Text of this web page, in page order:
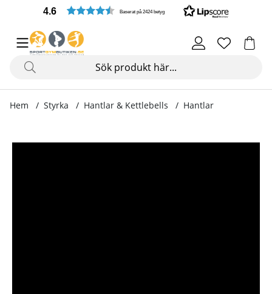
4.6 Baserat på 2424 betyg
Hem Styrka Hantlar & Kettlebells Hantlar